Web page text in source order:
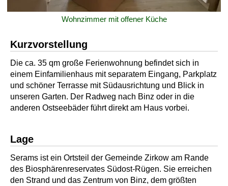
Wohnzimmer mit offener Küche
Kurzvorstellung
Die ca. 35 qm große Ferienwohnung befindet sich in
einem Einfamilienhaus mit separatem Eingang, Parkplatz
und schöner Terrasse mit Südausrichtung und Blick in
unseren Garten. Der Radweg nach Binz oder in die
anderen Ostseebäder führt direkt am Haus vorbei.
Lage
Serams ist ein Ortsteil der Gemeinde Zirkow am Rande
des Biosphärenreservates Südost-Rügen. Sie erreichen
den Strand und das Zentrum von Binz, dem größten